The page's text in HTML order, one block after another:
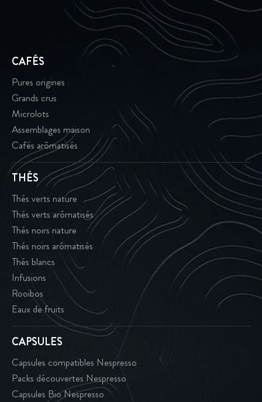
CAFÉS
Pures origines
Grands crus
Microlots
Assemblages maison
Cafés arômatisés
THÉS
Thés verts nature
Thés verts arômatisés
Thés noirs nature
Thés noirs arômatisés
Thés blancs
Infusions
Rooibos
Eaux de fruits
CAPSULES
Capsules compatibles Nespresso
Packs découvertes Nespresso
Capsules Bio Nespresso